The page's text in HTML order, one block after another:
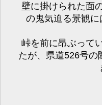
壁に掛けられた面
の鬼気迫る景観
峠を前に昂ぶって
たが、県道526号の